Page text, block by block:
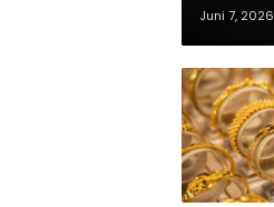
Juni 7, 2026